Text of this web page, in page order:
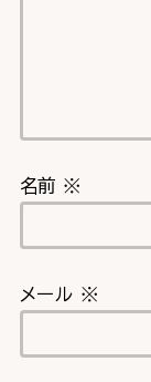
名前 ※
メール ※